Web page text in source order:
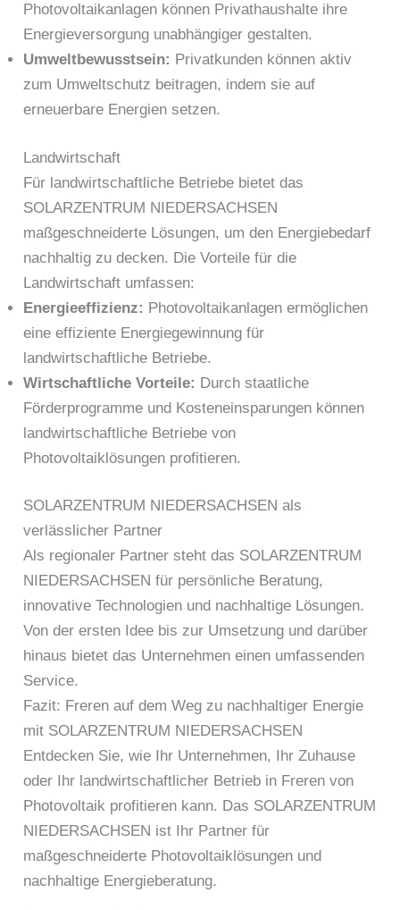
Photovoltaikanlagen können Privathaushalte ihre
Energieversorgung unabhängiger gestalten.
Umweltbewusstsein: Privatkunden können aktiv
zum Umweltschutz beitragen, indem sie auf
erneuerbare Energien setzen.
Landwirtschaft
Für landwirtschaftliche Betriebe bietet das
SOLARZENTRUM NIEDERSACHSEN
maßgeschneiderte Lösungen, um den Energiebedarf
nachhaltig zu decken. Die Vorteile für die
Landwirtschaft umfassen:
Energieeffizienz: Photovoltaikanlagen ermöglichen
eine effiziente Energiegewinnung für
landwirtschaftliche Betriebe.
Wirtschaftliche Vorteile: Durch staatliche
Förderprogramme und Kosteneinsparungen können
landwirtschaftliche Betriebe von
Photovoltaiklösungen profitieren.
SOLARZENTRUM NIEDERSACHSEN als
verlässlicher Partner
Als regionaler Partner steht das SOLARZENTRUM
NIEDERSACHSEN für persönliche Beratung,
innovative Technologien und nachhaltige Lösungen.
Von der ersten Idee bis zur Umsetzung und darüber
hinaus bietet das Unternehmen einen umfassenden
Service.
Fazit: Freren auf dem Weg zu nachhaltiger Energie
mit SOLARZENTRUM NIEDERSACHSEN
Entdecken Sie, wie Ihr Unternehmen, Ihr Zuhause
oder Ihr landwirtschaftlicher Betrieb in Freren von
Photovoltaik profitieren kann. Das SOLARZENTRUM
NIEDERSACHSEN ist Ihr Partner für
maßgeschneiderte Photovoltaiklösungen und
nachhaltige Energieberatung.